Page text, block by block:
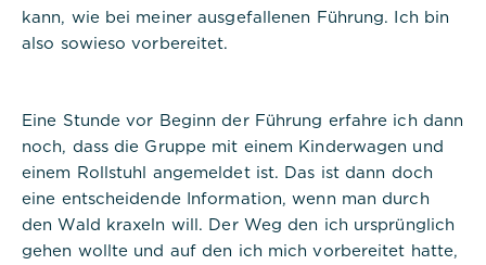
kann, wie bei meiner ausgefallenen Führung. Ich bin
also sowieso vorbereitet.
Eine Stunde vor Beginn der Führung erfahre ich dann
noch, dass die Gruppe mit einem Kinderwagen und
einem Rollstuhl angemeldet ist. Das ist dann doch
eine entscheidende Information, wenn man durch
den Wald kraxeln will. Der Weg den ich ursprünglich
gehen wollte und auf den ich mich vorbereitet hatte,
Anbieter:
Commerzbank Umweltpraktikum
Cookie Name:
PHPSESSID
Dauer:
Session